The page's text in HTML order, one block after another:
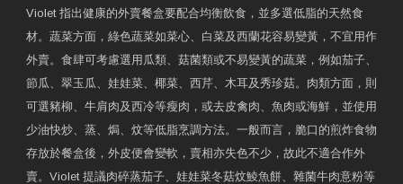
Violet 指出健康的外賣餐盒要配合均衡飲食，並多選低脂的天然食
材。蔬菜方面，綠色蔬菜如菜心、白菜及西蘭花容易變黃，不宜用作
外賣。食肆可考慮選用瓜類、菇菌類或不易變黃的蔬菜，例如茄子、
節瓜、翠玉瓜、娃娃菜、椰菜、西芹、木耳及秀珍菇。肉類方面，則
可選豬柳、牛肩肉及西冷等瘦肉，或去皮禽肉、魚肉或海鮮，並使用
少油快炒、蒸、焗、炆等低脂烹調方法。一般而言，脆口的煎炸食物
存放於餐盒後，外皮便會變軟，賣相亦失色不少，故此不適合作外
賣。Violet 提議肉碎蒸茄子、娃娃菜冬菇炆鯪魚餅、雜菌牛肉意粉等